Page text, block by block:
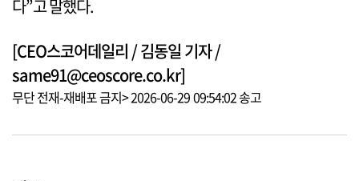
다”고 말했다.
[CEO스코어데일리 / 김동일 기자 /
same91@ceoscore.co.kr]
무단 전재-재배포 금지> 2026-06-29 09:54:02 송고